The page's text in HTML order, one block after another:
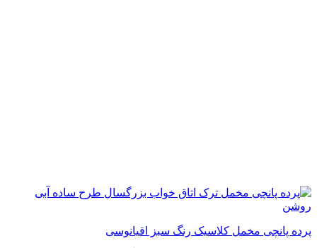
پرده پانچی مخمل کلاسیک رنگ سبز اقیانوسی